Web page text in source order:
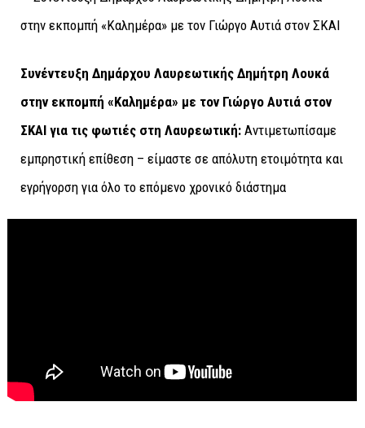
Συνέντευξη Δημάρχου Λαυρεωτικής Δημήτρη Λουκά
στην εκπομπή «Καλημέρα» με τον Γιώργο Αυτιά στον
ΣΚΑΙ για τις φωτιές στη Λαυρεωτική: Αντιμετωπίσαμε
εμπρηστική επίθεση – είμαστε σε απόλυτη ετοιμότητα και
εγρήγορση για όλο το επόμενο χρονικό διάστημα